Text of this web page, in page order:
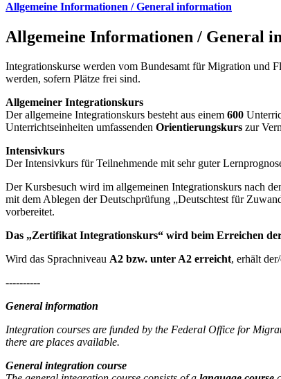
Allgemeine Informationen / General information
Allgemeine Informationen / General
Integrationskurse werden vom Bundesamt für Migration und
werden, sofern Plätze frei sind.
Allgemeiner Integrationskurs
Der allgemeine Integrationskurs besteht aus einem 600
Unterrichtseinheiten umfassenden Orientierungskurs zur
Intensivkurs
Der Intensivkurs für Teilnehmende mit sehr guter
Der Kursbesuch wird im allgemeinen Integrationskurs nach
mit dem Ablegen der Deutschprüfung „Deutschtest für
vorbereitet.
Das „Zertifikat Integrationskurs“ wird beim Erreichen
Wird das Sprachniveau A2 bzw. unter A2 erreicht, erhält
----------
General information
Integration courses are funded by the Federal Office for
there are places available.
General integration course